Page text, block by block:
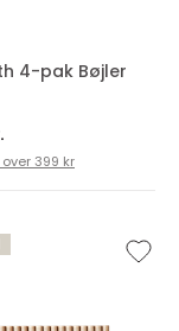
4-pak Bøjler
399 kr